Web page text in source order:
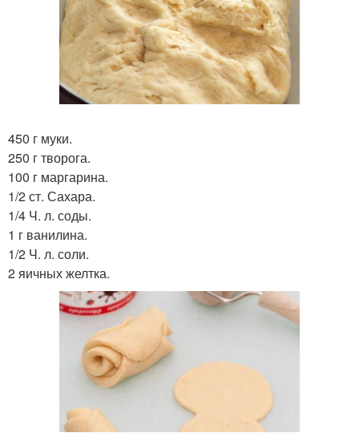
450 г муки.
250 г творога.
100 г маргарина.
1/2 ст. Сахара.
1/4 Ч. л. соды.
1 г ванилина.
1/2 Ч. л. соли.
2 яичных желтка.